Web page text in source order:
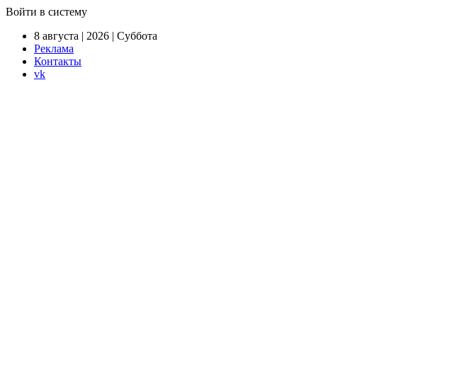
Войти в систему
8 августа | 2026 | Суббота
Реклама
Контакты
vk